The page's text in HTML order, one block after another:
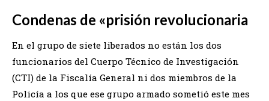
Condenas de «prisión revolucionaria
En el grupo de siete liberados no están los dos
funcionarios del Cuerpo Técnico de Investigación
(CTI) de la Fiscalía General ni dos miembros de la
Policía a los que ese grupo armado sometió este mes